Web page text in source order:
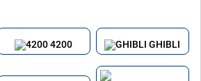
4200 GHIBLI